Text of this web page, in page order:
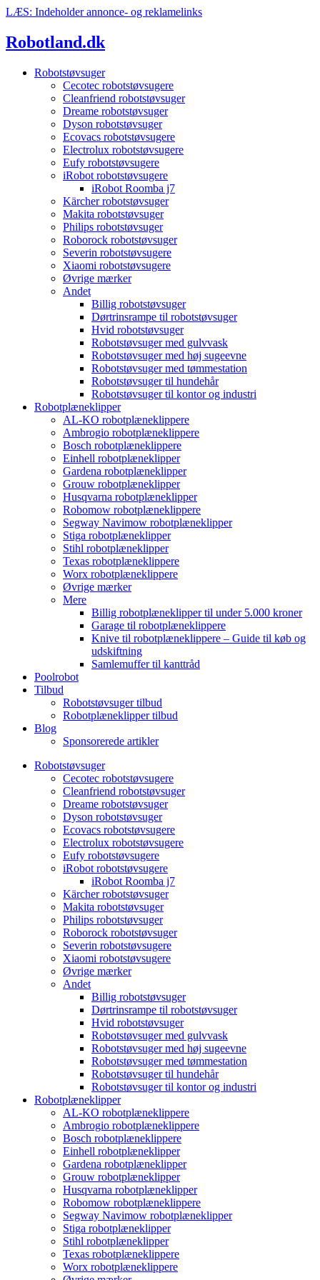
Videre
indhold
LÆS: Indeholder annonce- og reklamelinks
Robotland.dk
Robotstøvsuger
Cecotec robotstøvsugere
Cleanfriend robotstøvsuger
Dreame robotstøvsuger
Dyson robotstøvsuger
Ecovacs robotstøvsugere
Electrolux robotstøvsugere
Eufy robotstøvsugere
iRobot robotstøvsugere
iRobot Roomba j7
Kärcher robotstøvsuger
Makita robotstøvsuger
Philips robotstøvsuger
Roborock robotstøvsuger
Severin robotstøvsugere
Xiaomi robotstøvsugere
Øvrige mærker
Andet
Billig robotstøvsuger
Dørtrinsrampe til robotstøvsuger
Hvid robotstøvsuger
Robotstøvsuger med gulvvask
Robotstøvsuger med høj sugeevne
Robotstøvsuger med tømmestation
Robotstøvsuger til hundehår
Robotstøvsuger til kontor og industri
Robotplæneklipper
AL-KO robotplæneklippere
Ambrogio robotplæneklippere
Bosch robotplæneklippere
Einhell robotplæneklipper
Gardena robotplæneklipper
Grouw robotplæneklipper
Husqvarna robotplæneklipper
Robomow robotplæneklippere
Segway Navimow robotplæneklipper
Stiga robotplæneklipper
Stihl robotplæneklipper
Texas robotplæneklippere
Worx robotplæneklippere
Øvrige mærker
Mere
Billig robotplæneklipper til under 5.000 kroner
Garage til robotplæneklippere
Knive til robotplæneklippere – Guide til køb og
udskiftning
Samlemuffer til kanttråd
Poolrobot
Tilbud
Robotstøvsuger tilbud
Robotplæneklipper tilbud
Blog
Sponsorerede artikler
Robotstøvsuger
Cecotec robotstøvsugere
Cleanfriend robotstøvsuger
Dreame robotstøvsuger
Dyson robotstøvsuger
Ecovacs robotstøvsugere
Electrolux robotstøvsugere
Eufy robotstøvsugere
iRobot robotstøvsugere
iRobot Roomba j7
Kärcher robotstøvsuger
Makita robotstøvsuger
Philips robotstøvsuger
Roborock robotstøvsuger
Severin robotstøvsugere
Xiaomi robotstøvsugere
Øvrige mærker
Andet
Billig robotstøvsuger
Dørtrinsrampe til robotstøvsuger
Hvid robotstøvsuger
Robotstøvsuger med gulvvask
Robotstøvsuger med høj sugeevne
Robotstøvsuger med tømmestation
Robotstøvsuger til hundehår
Robotstøvsuger til kontor og industri
Robotplæneklipper
AL-KO robotplæneklippere
Ambrogio robotplæneklippere
Bosch robotplæneklippere
Einhell robotplæneklipper
Gardena robotplæneklipper
Grouw robotplæneklipper
Husqvarna robotplæneklipper
Robomow robotplæneklippere
Segway Navimow robotplæneklipper
Stiga robotplæneklipper
Stihl robotplæneklipper
Texas robotplæneklippere
Worx robotplæneklippere